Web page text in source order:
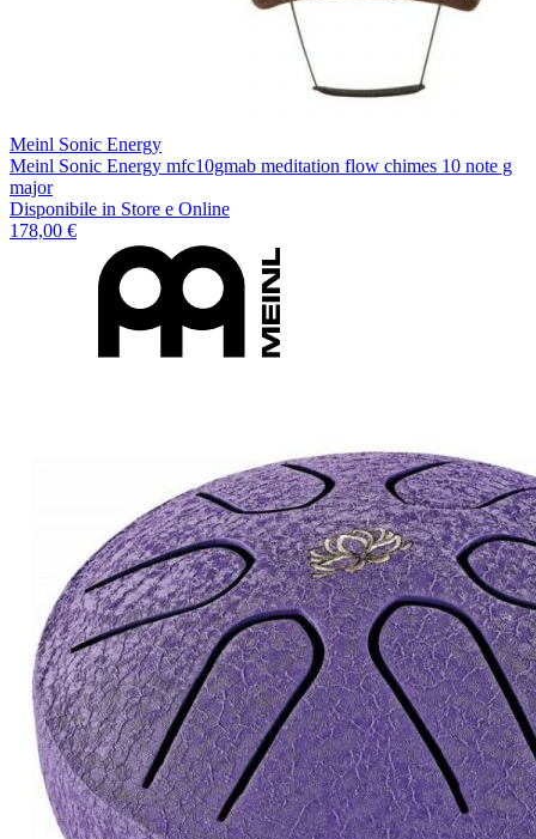
Meinl Sonic Energy
Meinl Sonic Energy mfc10gmab meditation flow chimes 10 note g
major
Disponibile in Store e Online
178,00 €